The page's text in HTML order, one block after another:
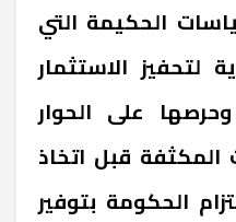
الحكيمة التي
لتحفيز الاستثمار
وحرصها على الحوار
قبل اتخاذ
الحكومة بتوفير